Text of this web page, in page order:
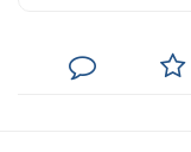
DEIXE
COMENTÁRIO
MINHA
LISTA